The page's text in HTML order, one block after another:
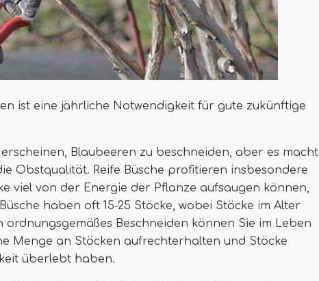
ist eine jährliche Notwendigkeit für gute zukünftige
Blaubeeren zu beschneiden, aber es macht
Obstqualität. Reife Büsche profitieren insbesondere
viel von der Energie der Pflanze aufsaugen können,
haben oft 15-25 Stöcke, wobei Stöcke im Alter
ordnungsgemäßes Beschneiden können Sie im Leben
Menge an Stöcken aufrechterhalten und Stöcke
überlebt haben.